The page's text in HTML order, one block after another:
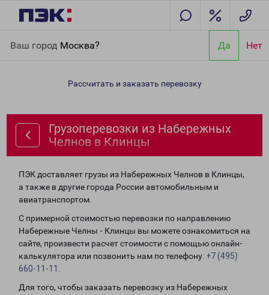
Ваш город Москва? Да Нет
Челнов в Клинцы
Рассчитать и заказать перевозку
Грузоперевозки из Набережных
Челнов в Клинцы
ПЭК доставляет грузы из Набережных Челнов в Клинцы,
а также в другие города России автомобильным и
авиатранспортом.
С примерной стоимостью перевозки по направлению
Набережные Челны - Клинцы вы можете ознакомиться на
сайте, произвести расчет стоимости с помощью онлайн-
калькулятора или позвонить нам по телефону: +7 (495)
660-11-11
Для того, чтобы заказать перевозку из Набережных